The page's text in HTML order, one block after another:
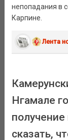
непопадания в
Карпине.
Лента
Нгамале
сказать,